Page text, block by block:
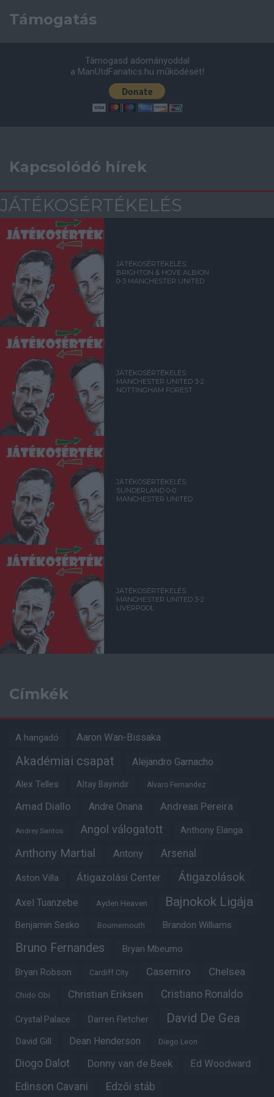
Támogatás
Támogasd adományoddal
a ManUtdFanatics.hu működését!
Kapcsolódó hírek
JÁTÉKOSÉRTÉKELÉS
JÁTÉKOSÉRTÉKELÉS:
BRIGHTON & HOVE ALBION
0-3 MANCHESTER UNITED
JÁTÉKOSÉRTÉKELÉS:
MANCHESTER UNITED 3-2
NOTTINGHAM FOREST
JÁTÉKOSÉRTÉKELÉS:
SUNDERLAND 0-0
MANCHESTER UNITED
JÁTÉKOSÉRTÉKELÉS:
MANCHESTER UNITED 3-2
LIVERPOOL
Címkék
A hangadó Aaron Wan-Bissaka
Akadémiai csapat Alejandro Garnacho
Alex Telles Altay Bayindir Alvaro Fernandez
Amad Diallo Andre Onana Andreas Pereira
Andrey Santos Angol válogatott Anthony Elanga
Anthony Martial Antony Arsenal
Aston Villa Átigazolási Center Átigazolások
Axel Tuanzebe Ayden Heaven Bajnokok Ligája
Benjamin Sesko Bournemouth Brandon Williams
Bruno Fernandes Bryan Mbeumo
Bryan Robson Cardiff City Casemiro Chelsea
Chido Obi Christian Eriksen Cristiano Ronaldo
Crystal Palace Darren Fletcher David De Gea
David Gill Dean Henderson Diego Leon
Diogo Dalot Donny van de Beek Ed Woodward
Edinson Cavani Edzői stáb